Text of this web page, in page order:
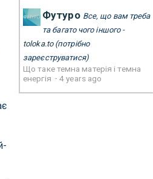
Футуро Все, що вам треба
та багато чого іншого -
toloka.to(потрібно
зареєструватися)
Що таке темна матерія і темна
енергія ·4 years ago